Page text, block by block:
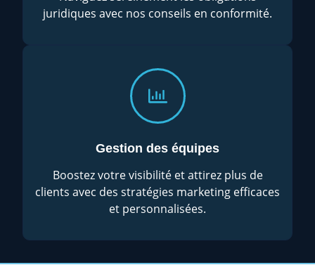
juridiques avec nos conseils en conformité.
Gestion des équipes
Boostez votre visibilité et attirez plus de
clients avec des stratégies marketing efficaces
et personnalisées.